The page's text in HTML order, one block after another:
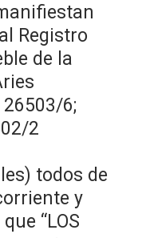
Registro
de la
6;
2
todos de
y
“LOS